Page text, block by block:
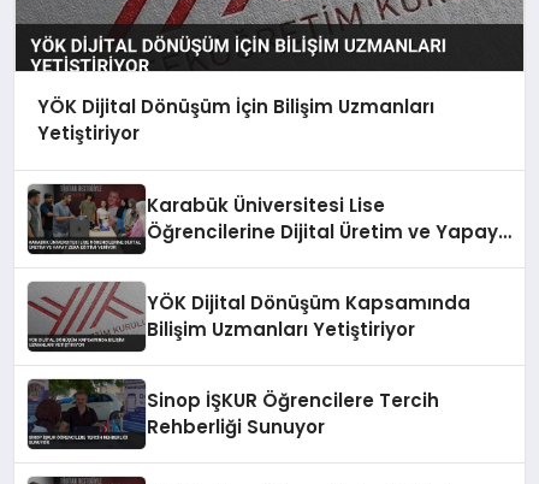
YÖK Dijital Dönüşüm İçin Bilişim Uzmanları
Yetiştiriyor
Karabük Üniversitesi Lise
Öğrencilerine Dijital Üretim ve Yapay
YÖK Dijital Dönüşüm Kapsamında
Bilişim Uzmanları Yetiştiriyor
Sinop İŞKUR Öğrencilere Tercih
Rehberliği Sunuyor